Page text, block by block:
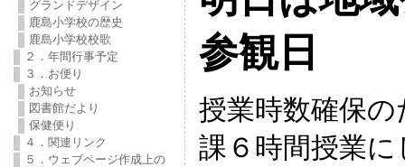
グランドデザイン
鹿島小学校の歴史
鹿島小学校校歌
２．年間行事予定
３．お便り
お知らせ
図書館だより
保健便り
４．関連リンク
５．ウェブページ作成上の
参観日
授業時数確保
課６時間授業